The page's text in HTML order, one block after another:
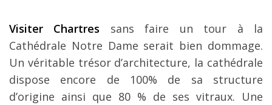
Visiter Chartres sans faire un tour à la
Cathédrale Notre Dame serait bien dommage.
Un véritable trésor d’architecture, la cathédrale
dispose encore de 100% de sa structure
d’origine ainsi que 80 % de ses vitraux. Une